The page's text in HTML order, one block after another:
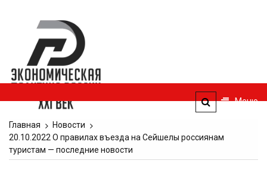
содержимому
век
Меню
Главная
Новости
20.10.2022 О правилах въезда на Сейшелы россиянам
туристам — последние новости